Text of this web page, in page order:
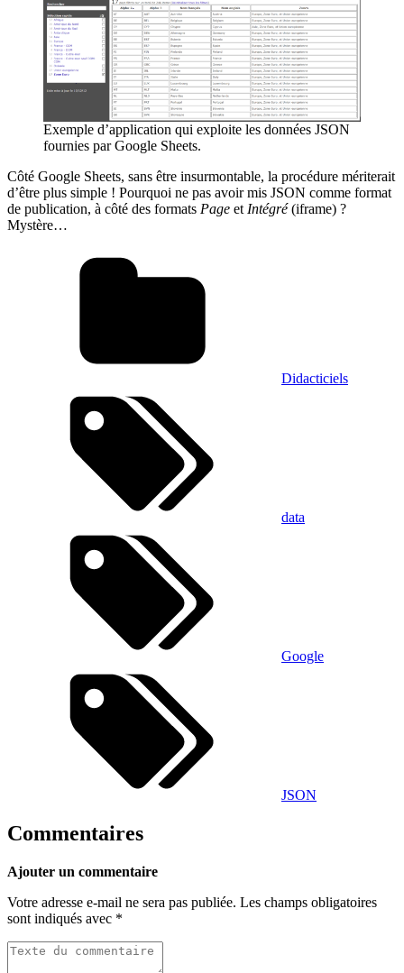
Exemple d’application qui exploite les données JSON
fournies par Google Sheets.
Côté Google Sheets, sans être insurmontable, la procédure mériterait
d’être plus simple ! Pourquoi ne pas avoir mis JSON comme format
de publication, à côté des formats Page et Intégré(iframe) ?
Mystère…
Didacticiels
data
Google
JSON
Commentaires
Ajouter un commentaire
Votre adresse e-mail ne sera pas publiée. Les champs obligatoires
sont indiqués avec *